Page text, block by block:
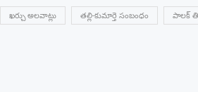
ఖర్చు అలవాట్లు తల్లి-కుమార్తె సంబంధం పాలక్